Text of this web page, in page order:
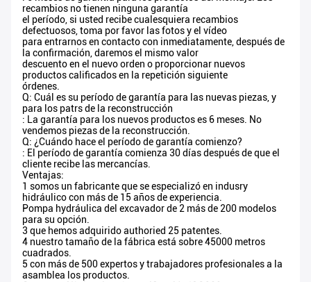
recambios no tienen ninguna garantía
el período, si usted recibe cualesquiera recambios
defectuosos, toma por favor las fotos y el vídeo
para entrarnos en contacto con inmediatamente, después de
la confirmación, daremos el mismo valor
descuento en el nuevo orden o proporcionar nuevos
productos calificados en la repetición siguiente
órdenes.
Q: Cuál es su período de garantía para las nuevas piezas, y
para los patrs de la reconstrucción
: La garantía para los nuevos productos es 6 meses. No
vendemos piezas de la reconstrucción.
Q: ¿Cuándo hace el período de garantía comienzo?
: El período de garantía comienza 30 días después de que el
cliente recibe las mercancías.
Ventajas:
1 somos un fabricante que se especializó en indusry
hidráulico con más de 15 años de experiencia.
Pompa hydráulica del excavador de 2 más de 200 modelos
para su opción.
3 que hemos adquirido authoried 25 patentes.
4 nuestro tamaño de la fábrica está sobre 45000 metros
cuadrados.
5 con más de 500 expertos y trabajadores profesionales a la
asamblea los productos.